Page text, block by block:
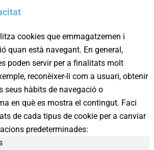
cookies que emmagatzemen i
quan està navegant. En general,
poden servir per a finalitats molt
reconèixer-li com a usuari, obtenir
seus hàbits de navegació o
en què es mostra el contingut. Faci
de cada tipus de cookie per a canviar
predeterminades: